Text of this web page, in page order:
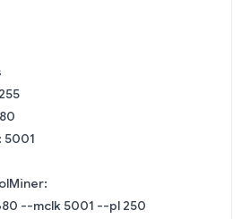
5001
--mclk 5001 --pl 250